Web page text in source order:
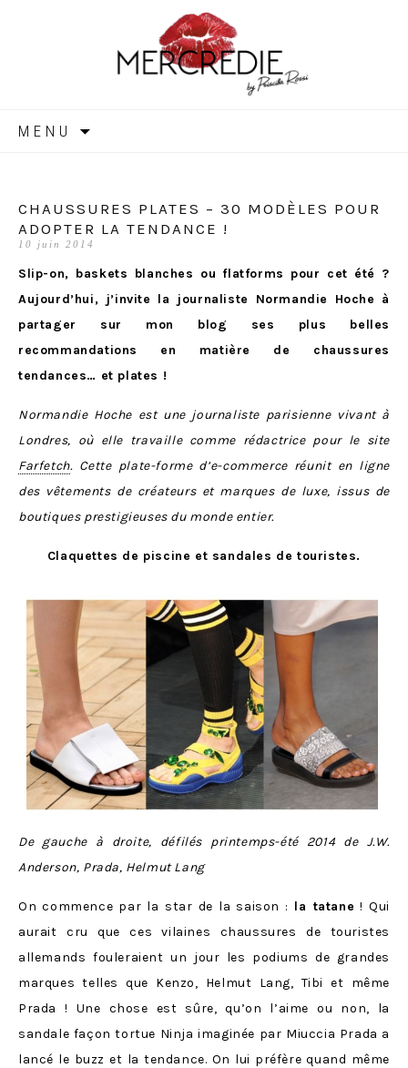
MERCREDIE
MENU
CHAUSSURES PLATES – 30 MODÈLES POUR
ADOPTER LA TENDANCE !
10 juin 2014
Slip-on, baskets blanches ou flatforms pour cet été ?
Aujourd’hui, j’invite la journaliste Normandie Hoche à
partager sur mon blog ses plus belles
recommandations en matière de chaussures
tendances… et plates !
Normandie Hoche est une journaliste parisienne vivant à
Londres, où elle travaille comme rédactrice pour le site
Farfetch. Cette plate-forme d’e-commerce réunit en ligne
des vêtements de créateurs et marques de luxe, issus de
boutiques prestigieuses du monde entier.
Claquettes de piscine et sandales de touristes.
De gauche à droite, défilés printemps-été 2014 de J.W.
Anderson, Prada, Helmut Lang
On commence par la star de la saison : la tatane ! Qui
aurait cru que ces vilaines chaussures de touristes
allemands fouleraient un jour les podiums de grandes
marques telles que Kenzo, Helmut Lang, Tibi et même
Prada ! Une chose est sûre, qu’on l’aime ou non, la
sandale façon tortue Ninja imaginée par Miuccia Prada a
lancé le buzz et la tendance. On lui préfère quand même